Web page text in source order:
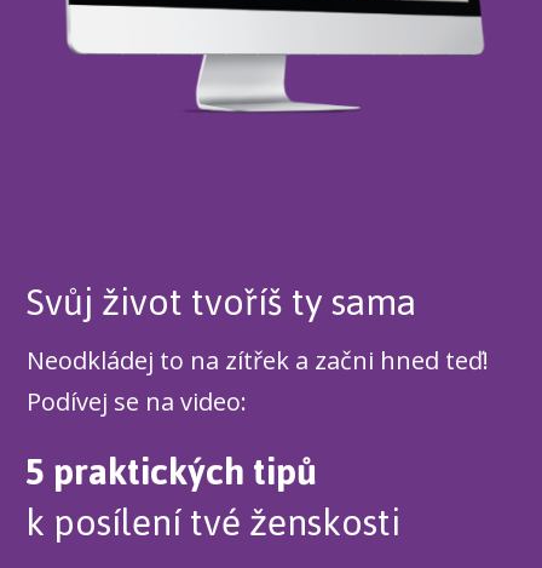
Svůj život tvoříš ty sama
Neodkládej to na zítřek a začni hned teď!
Podívej se na video:
5 praktických tipů
k posílení tvé ženskosti